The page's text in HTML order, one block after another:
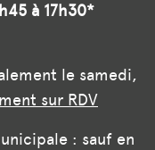
à 17h30*
le samedi,
sur RDV
: sauf en